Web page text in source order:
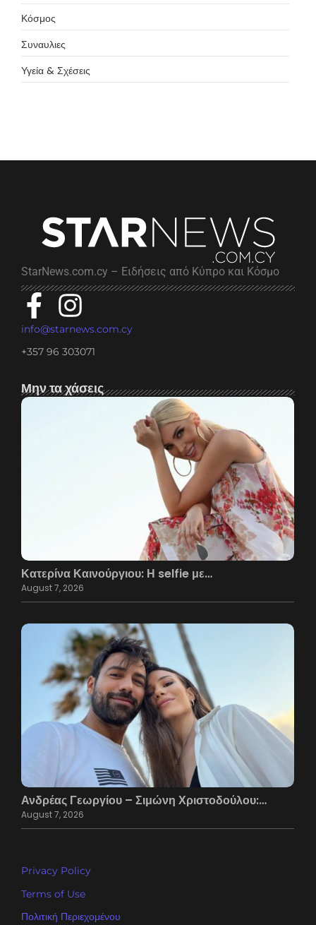
Κόσμος
Συναυλιες
Υγεία & Σχέσεις
StarNews.com.cy – Ειδήσεις από Κύπρο και Κόσμο
info@starnews.com.cy
+357 96 303071
Μην τα χάσεις
Κατερίνα Καινούργιου: Η selfie με…
August 7, 2026
Ανδρέας Γεωργίου – Σιμώνη Χριστοδούλου:…
August 7, 2026
Privacy Policy
Terms of Use
Πολιτική Περιεχομένου